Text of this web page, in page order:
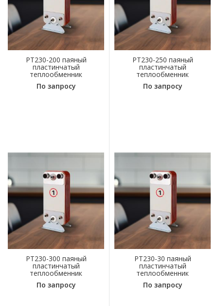
PT230-200 паяный
пластинчатый
теплообменник
По запросу
PT230-250 паяный
пластинчатый
теплообменник
По запросу
PT230-300 паяный
пластинчатый
теплообменник
По запросу
PT230-30 паяный
пластинчатый
теплообменник
По запросу